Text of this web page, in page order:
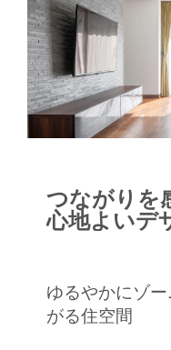
つながりを
心地よいデ
ゆるやかにゾ
がる住空間